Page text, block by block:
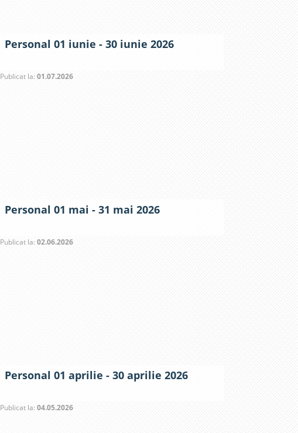
Personal 01 iunie - 30 iunie 2026
Publicat la: 01.07.2026
Personal 01 mai - 31 mai 2026
Publicat la:02.06.2026
Personal 01 aprilie - 30 aprilie 2026
Publicat la: 04.05.2026